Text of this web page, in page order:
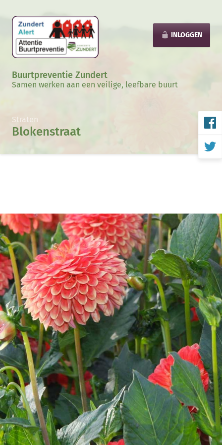
INLOGGEN
Buurtpreventie Zundert
Samen werken aan een veilige, leefbare buurt
Straten
Blokenstraat